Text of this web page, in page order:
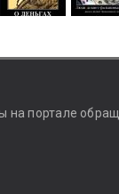
портале